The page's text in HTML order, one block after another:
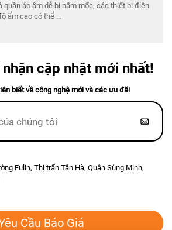
quần áo ẩm dễ bị nấm mốc, các thiết bị điện
ẩm cao có thể ...
cập nhật mới nhất!
biết về công nghệ mới và các ưu đãi
Fulin, Thị trấn Tân Hà, Quận Sùng Minh,
Cầu Báo Giá